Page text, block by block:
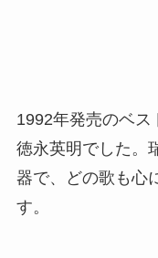
1992年発売のベ
徳永英明でした。
器で、どの歌も心
す。